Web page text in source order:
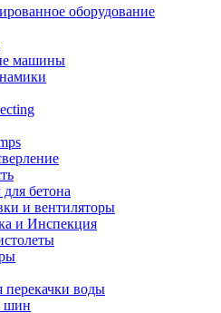
оборудование
машины
бетона
и вентиляторы
и Инспекция
перекачки воды
шин